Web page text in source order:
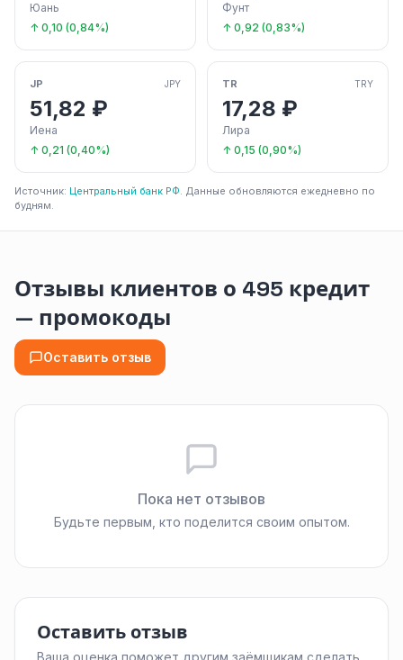
Юань
↑ 0,10 (0,84%)
Фунт
↑ 0,92 (0,83%)
JP JPY
51,82 ₽
Иена
↑ 0,21 (0,40%)
TR TRY
17,28 ₽
Лира
↑ 0,15 (0,90%)
Источник: Центральный банк РФ. Данные обновляются ежедневно по
будням.
Отзывы клиентов о 495 кредит
— промокоды
Оставить отзыв
Пока нет отзывов
Будьте первым, кто поделится своим опытом.
Оставить отзыв
Ваша оценка поможет другим заёмщикам сделать